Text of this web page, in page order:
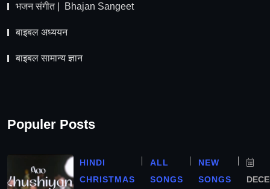
भजन संगीत | Bhajan Sangeet
बाइबल अध्ययन
बाइबल सामान्य ज्ञान
Populer Posts
HINDI
CHRISTMAS
ALL
SONGS
NEW
SONGS